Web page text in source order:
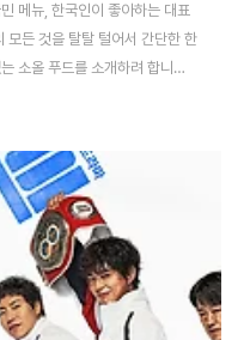
메뉴, 한국인이 좋아하는 대표
모든 것을 탈탈 털어서 간단한 한
소올 푸드를 소개하려 합니다.
준비해야 할지 막막하시죠? 특
옆구리가 터지는 대참사가 일어
라 맛이 달라지기 때문에 재료
절대 실패하지 않는 기본 김밥
)부터, 각 재료별로 꼭 알아야